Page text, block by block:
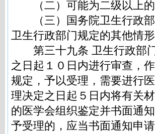
（二）可能为二级以上的
（三）国务院卫生行政部
卫生行政部门规定的其他情形
第三十九条 卫生行政部门
之日起１０日内进行审查，
规定，予以受理，需要进行
理决定之日起５日内将有关
的医学会组织鉴定并书面通
予受理的，应当书面通知申